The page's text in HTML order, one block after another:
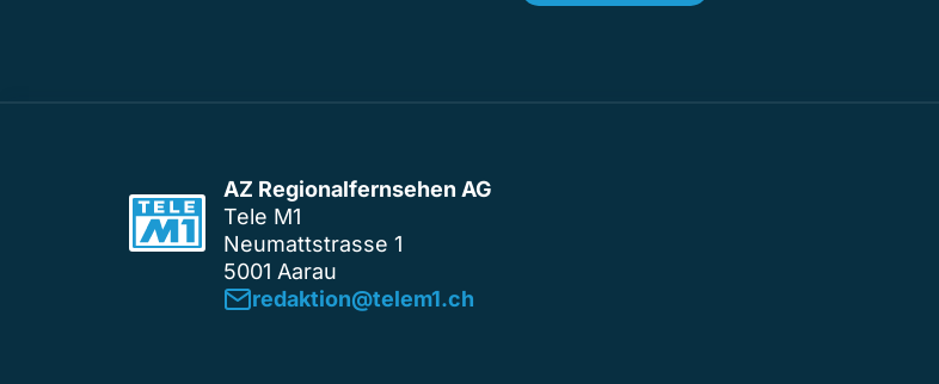
AZ Regionalfernsehen AG
Tele M1
Neumattstrasse 1
5001 Aarau
redaktion@telem1.ch